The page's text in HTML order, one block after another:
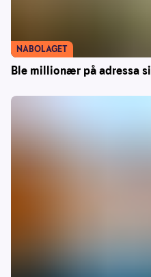
Ble millionær på adressa si
NABOLAGET